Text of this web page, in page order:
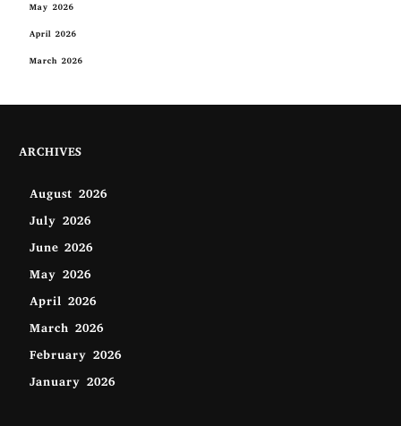
May 2026
April 2026
March 2026
ARCHIVES
August 2026
July 2026
June 2026
May 2026
April 2026
March 2026
February 2026
January 2026